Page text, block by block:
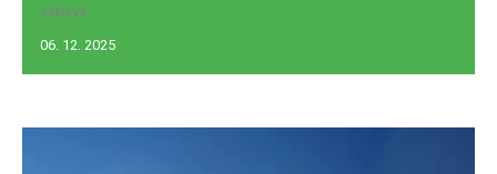
zábava
06. 12. 2025